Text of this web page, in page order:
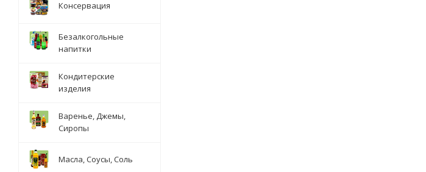
Консервация
Безалкогольные
напитки
Кондитерские
изделия
Варенье, Джемы,
Сиропы
Масла, Соусы, Соль